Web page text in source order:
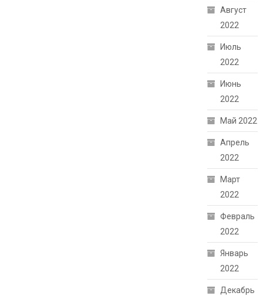
Август
2022
Июль
2022
Июнь
2022
Май 2022
Апрель
2022
Март
2022
Февраль
2022
Январь
2022
Декабрь